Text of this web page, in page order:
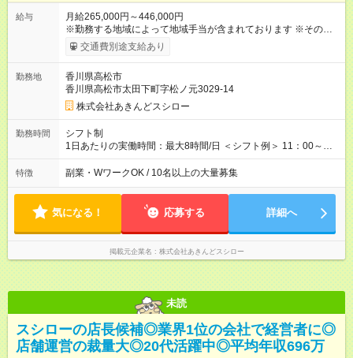
給与
月給265,000円～446,000円
※勤務する地域によって地域手当が含まれております ※その他ブ
ロック外勤務手当を支給。1分単位での残業代（100％支給）や
年3回の賞与、諸手当も別途支給します。 ＜月給例＞ 【例1】転
合：月給28万円＋残業代・諸手当 ※地域手当2万円が含まれま
す。 【例2】転居可能の「ブロック限定勤務制度」の場合 ブロ
ック外東京23区内勤務の場合：月給29万5000円＋残業代・諸手
当 ※地域手当2万円やブロック外勤務手当1万5000円が含まれま
す。 ＜水準以上の収入を得られる環境！＞ 全社員の平均年収は
603万円（平均月給38万9000円／2025年度実績）で、店長の平
らに自己負担額2万円の寮や各種手当があるため「前職より貯金
できている」と話す社員が多くいます！ 【試用期間】試用期間
あり 試用期間の長さ：3ヶ月 雇用形態、給与は本採用時と同じ
です。
交通費別途支給あり
勤務地
香川県高松市
香川県高松市太田下町字松ノ元3029-14
株式会社あきんどスシロー
勤務時間
シフト制
1日あたりの実働時間：最大8時間/日 ＜シフト例＞ 11：00～
20：00、12：00～21：00、15：00～24：00 ※1ヶ月単位の変
形労働時間制（週平均実働40時間） ◎残業は月30h程度。1店舗
出勤前にジムに通う社員も多くいま す。繁忙期以外は1日通して
働くことがほぼありません！
特徴 副業・WワークOK / 10名以上の大量募集
気になる！ 応募する 詳細へ
掲載元企業名 株式会社あきんどスシロー
未読
スシローの店長候補◎業界1位の会社で経営者に◎
店舗運営の裁量大◎20代活躍中◎平均年収696万